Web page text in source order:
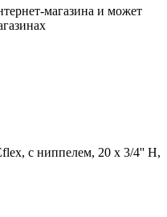
магазина и может
с ниппелем, 20 х 3/4'' Н,